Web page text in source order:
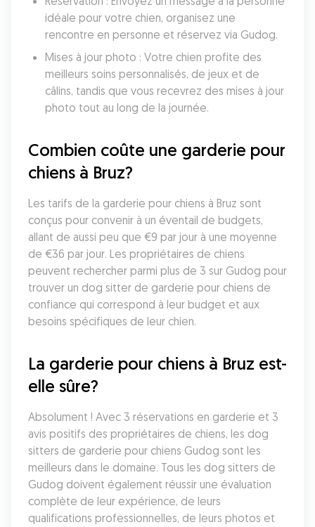
idéale pour votre chien, organisez une
rencontre en personne et réservez via Gudog.
Mises à jour photo : Votre chien profite des
meilleurs soins personnalisés, de jeux et de
câlins, tandis que vous recevrez des mises à jour
photo tout au long de la journée.
Combien coûte une garderie pour
chiens à Bruz?
Les tarifs de la garderie pour chiens à Bruz sont
conçus pour convenir à un éventail de budgets,
allant de aussi peu que €9 par jour à une moyenne
de €36 par jour. Les propriétaires de chiens
peuvent rechercher parmi plus de 3 sur Gudog pour
trouver un dog sitter de garderie pour chiens de
confiance qui correspond à leur budget et aux
besoins spécifiques de leur chien.
La garderie pour chiens à Bruz est-
elle sûre?
Absolument ! Avec 3 réservations en garderie et 3
avis positifs des propriétaires de chiens, les dog
sitters de garderie pour chiens Gudog sont les
meilleurs dans le domaine. Tous les dog sitters de
Gudog doivent également réussir une évaluation
complète de leur expérience, de leurs
qualifications professionnelles, de leurs photos et